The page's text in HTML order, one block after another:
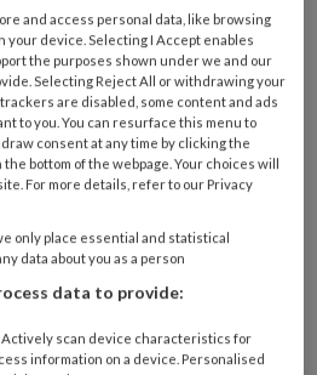
voet
and access personal data, like browsing
your device. Selecting I Accept enables
the purposes shown under we and our
Selecting Reject All or withdrawing your
are disabled, some content and ads
to you. You can resurface this menu to
consent at any time by clicking the
bottom of the webpage. Your choices will
For more details, refer to our Privacy
only place essential and statistical
data about you as a person
data to provide:
Actively scan device characteristics for
information on a device. Personalised